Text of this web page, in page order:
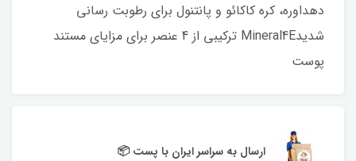
دهداوره، کره کاکائو و پانتنول برای رطوبت رسانی
شدیدMineral4E ترکیبی از 4 عنصر برای مزایای مستند
پوست
ارسال به سراسر ایران با پست 📦